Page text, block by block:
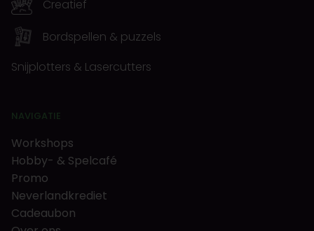
Creatief
Bordspellen & puzzels
Snijplotters & Lasercutters
NAVIGATIE
Workshops
Hobby- & Spelcafé
Promo
Neverlandkrediet
Cadeaubon